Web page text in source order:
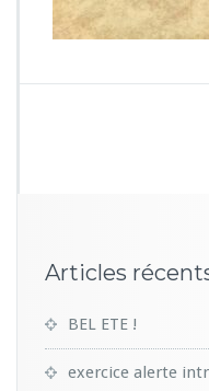
Articles
BEL ETE !
exercice alerte